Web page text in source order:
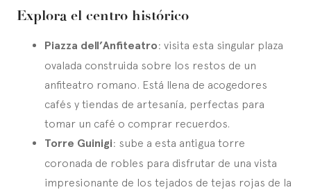
Explora el centro histórico
Piazza dell’Anfiteatro: visita esta singular plaza
ovalada construida sobre los restos de un
anfiteatro romano. Está llena de acogedores
cafés y tiendas de artesanía, perfectas para
tomar un café o comprar recuerdos.
Torre Guinigi: sube a esta antigua torre
coronada de robles para disfrutar de una vista
impresionante de los tejados de tejas rojas de la